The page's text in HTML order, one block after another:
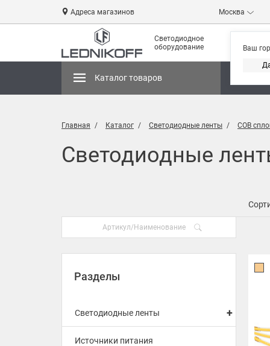
Адреса магазинов Москва
Ваш
Светодиодное
оборудование
Каталог товаров
Главная Каталог Светодиодные ленты COB
Светодиодные
Разделы
Светодиодные ленты +
Источники питания